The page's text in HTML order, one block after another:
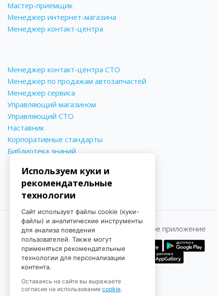
Мастер-приемщик
Менеджер интернет-магазина
Менеджер контакт-центра
Менеджер контакт-центра СТО
Менеджер по продажам автозапчастей
Менеджер сервиса
Управляющий магазином
Управляющий СТО
Наставник
Корпоративные стандарты
Библиотека знаний
Принимаем к оплате Мобильное приложение
Используем куки и
рекомендательные
технологии
Сайт использует файлы cookie (куки-
файлы) и аналитические инструменты
для анализа поведения
пользователей. Также могут
применяться рекомендательные
технологии для персонализации
контента.
Оставаясь на сайте вы выражаете
согласие на использование cookie.